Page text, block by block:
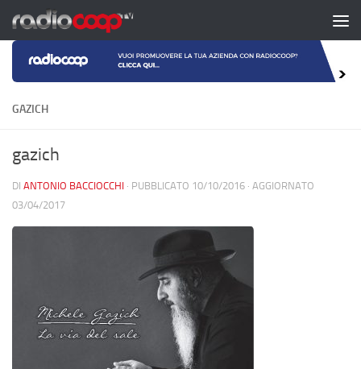
Salta al contenuto
GAZICH
gazich
DI ANTONIO BACCIOCCHI · PUBBLICATO 10/10/2016 · AGGIORNATO
03/04/2017